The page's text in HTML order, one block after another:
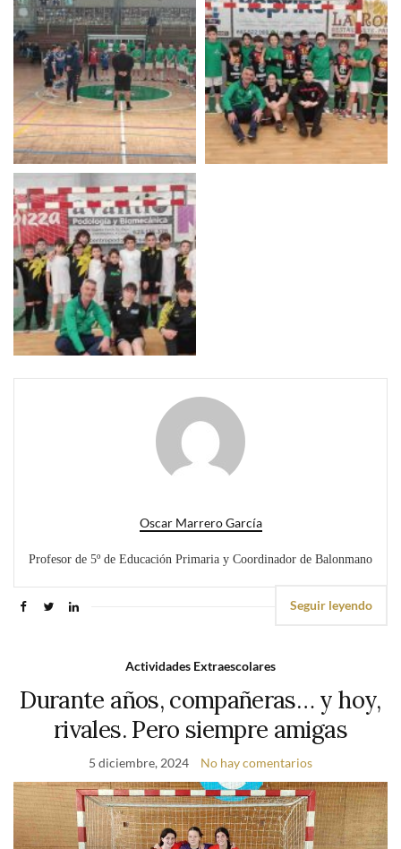
Oscar Marrero García
Profesor de 5º de Educación Primaria y Coordinador de Balonmano
Seguir leyendo
Actividades Extraescolares
Durante años, compañeras… y hoy,
rivales. Pero siempre amigas
5 diciembre, 2024 No hay comentarios